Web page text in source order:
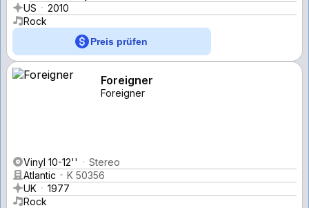
US
2010
Rock
Preis prüfen
Foreigner
Foreigner
Vinyl 10-12''
Stereo
Atlantic
K 50356
UK
1977
Rock